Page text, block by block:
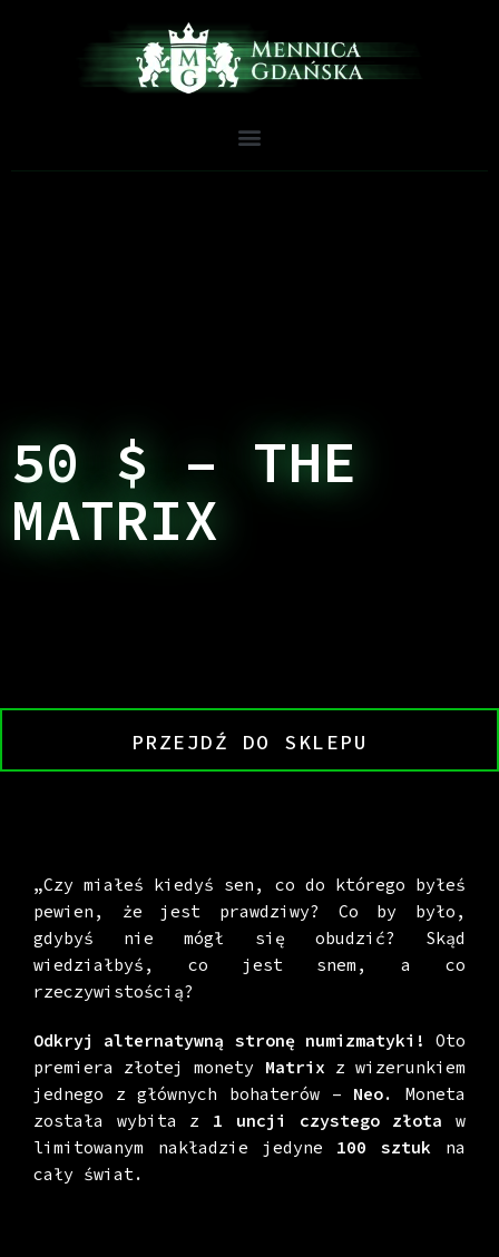
50 $ – THE
MATRIX
PRZEJDŹ DO SKLEPU
„Czy miałeś kiedyś sen, co do którego byłeś
pewien, że jest prawdziwy? Co by było,
gdybyś nie mógł się obudzić? Skąd
wiedziałbyś, co jest snem, a co
rzeczywistością?
Odkryj alternatywną stronę numizmatyki!
Oto
premiera złotej monety Matrix z wizerunkiem
jednego z głównych bohaterów – Neo. Moneta
została wybita z 1 uncji czystego złota w
limitowanym nakładzie jedyne 100 sztuk na
cały świat.